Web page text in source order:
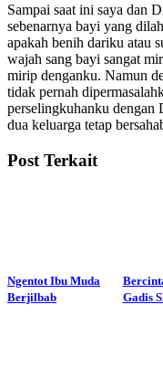
Sampai saat ini saya dan
sebenarnya bayi yang
apakah benih dariku atau
wajah sang bayi sangat
mirip denganku. Namun
tidak pernah
perselingkuhanku dengan
dua keluarga tetap
Post Terkait
Ngentot Ibu Muda
Berjilbab
Gadis